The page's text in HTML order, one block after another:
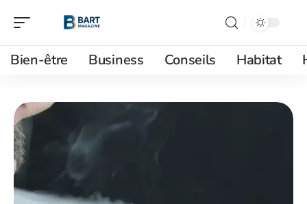
Bien-être Business Conseils Habitat